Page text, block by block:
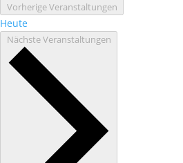
VorherigeVeranstaltungen
Heute
NächsteVeranstaltungen